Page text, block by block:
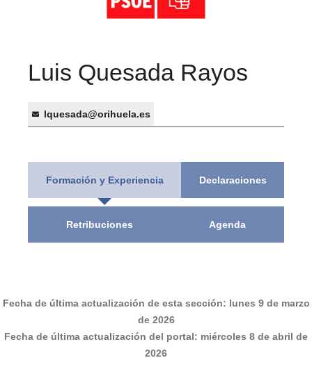
Luis Quesada Rayos
lquesada@orihuela.es
Formación y Experiencia Declaraciones
Retribuciones Agenda
Fecha de última actualización de esta sección: lunes 9 de marzo
de 2026
Fecha de última actualización del portal: miércoles 8 de abril de
2026